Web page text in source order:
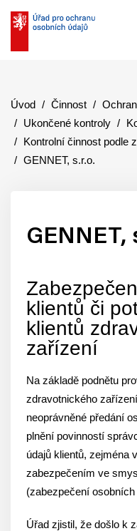
Úvod Činnost
Ukončené kontroly
Kontrolní činnost podle
GENNET, s.r.o.
GENNET,
klientů či
klientů
zařízení
Na základě podnětu
zdravotnického
neoprávněné předání
plnění povinností
údajů klientů, zejména
zabezpečením ve
(zabezpečení osobních
Úřad zjistil, že došlo k